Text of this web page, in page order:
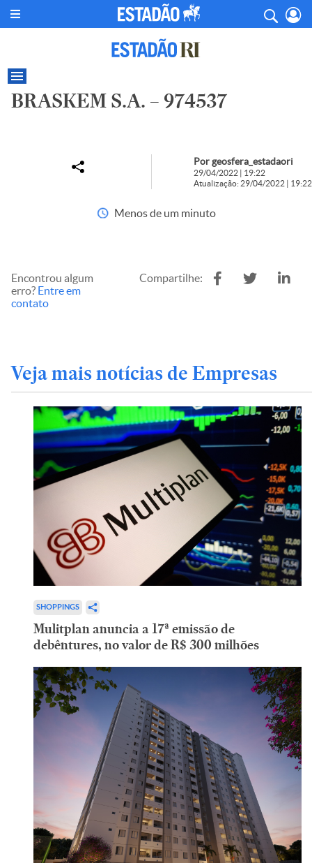
BRASKEM S.A. – 974537
Por geosfera_estadaori
29/04/2022 | 19:22
Atualização: 29/04/2022 | 19:22
Menos de um minuto
Encontrou algum
erro? Entre em
contato
Compartilhe:
Veja mais notícias de Empresas
SHOPPINGS
Mulitplan anuncia a 17ª emissão de
debêntures, no valor de R$ 300 milhões